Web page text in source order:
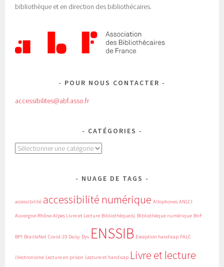
bibliothèque et en direction des bibliothécaires.
POUR NOUS CONTACTER
accessibilites@abf.asso.fr
CATÉGORIES
Catégories
NUAGE DE TAGS
accessibilité accessibilité numérique Allophones ANLCI
Auvergne-Rhône-Alpes Livre et Lecture Bibliothèque(s) Bibliothèque numérique BnF
BPI BrailleNet Covid-19 Daisy Dys ENSSIB Exception handicap FALC
illectronisme Lecture en prison Lecture et handicap Livre et lecture